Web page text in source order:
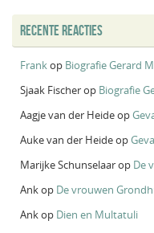
RECENTE REACTIES
Frankop Biografie Gerard
Sjaak Fischerop Biografie
Aagje van der Heideop
Auke van der Heideop
Marijke Schunselaarop De
Ankop De vrouwen
Ankop Dien en Multatuli